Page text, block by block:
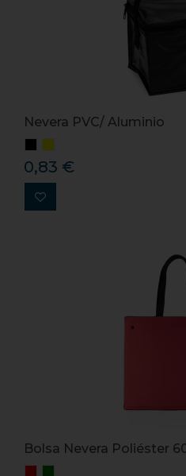
Nevera PVC/ Aluminio
0,83 €
Bolsa Nevera Poliéster